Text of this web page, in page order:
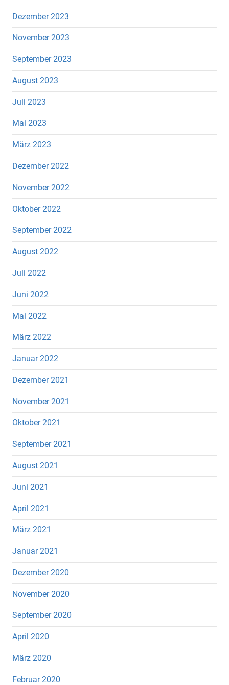
Dezember 2023
November 2023
September 2023
August 2023
Juli 2023
Mai 2023
März 2023
Dezember 2022
November 2022
Oktober 2022
September 2022
August 2022
Juli 2022
Juni 2022
Mai 2022
März 2022
Januar 2022
Dezember 2021
November 2021
Oktober 2021
September 2021
August 2021
Juni 2021
April 2021
März 2021
Januar 2021
Dezember 2020
November 2020
September 2020
April 2020
März 2020
Februar 2020